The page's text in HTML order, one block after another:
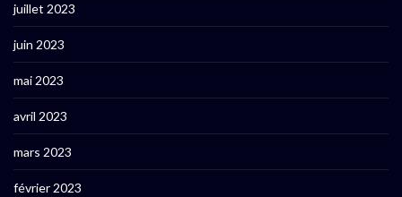
juillet 2023
juin 2023
mai 2023
avril 2023
mars 2023
février 2023